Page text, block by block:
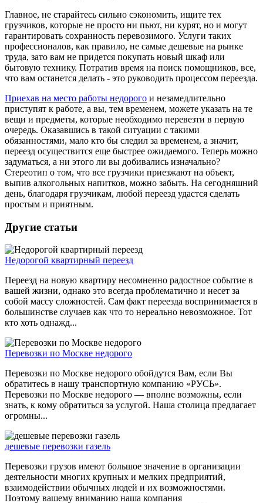
Главное, не старайтесь сильно сэкономить, ищите тех
грузчиков, которые не просто ни пьют, ни курят, но и могут
гарантировать сохранность перевозимого. Услуги таких
профессионалов, как правило, не самые дешевые на рынке
труда, зато вам не придется покупать новый шкаф или
бытовую технику. Потратив время на поиск помощников, все,
что вам останется делать - это руководить процессом переезда.
Приехав на место работы недорого и незамедлительно
приступят к работе, а вы, тем временем, можете указать на те
вещи и предметы, которые необходимо перевезти в первую
очередь. Оказавшись в такой ситуации с такими
обязанностями, мало кто бы следил за временем, а значит,
переезд осуществится еще быстрее ожидаемого. Теперь можно
задуматься, а ни этого ли вы добивались изначально?
Стереотип о том, что все грузчики приезжают на объект,
выпив алкогольных напитков, можно забыть. На сегодняшний
день, благодаря грузчикам, любой переезд удастся сделать
простым и приятным.
Другие статьи
Недорогой квартирный переезд
Переезд на новую квартиру несомненно радостное событие в
вашей жизни, однако это всегда проблематично и несет за
собой массу сложностей. Сам факт переезда воспринимается в
большинстве случаев как что то нереально невозможное. Тот
кто хоть однажд...
Перевозки по Москве недорого
Перевозки по Москве недорого обойдутся Вам, если Вы
обратитесь в нашу транспортную компанию «РУСЬ».
Перевозки по Москве недорого — вполне возможны, если
знать, к кому обратиться за услугой. Наша столица предлагает
огромны...
дешевые перевозки газель
Перевозки грузов имеют большое значение в организации
деятельности многих крупных и мелких предприятий,
взаимодействии обычных людей и их возможностями.
Поэтому вашему вниманию наша компания